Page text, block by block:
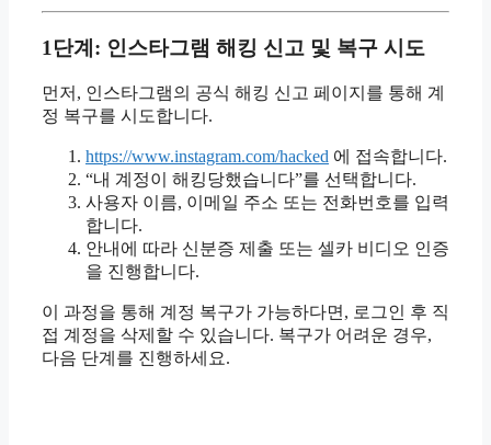
1단계: 인스타그램 해킹 신고 및 복구 시도
먼저, 인스타그램의 공식 해킹 신고 페이지를 통해 계
정 복구를 시도합니다.
https://www.instagram.com/hacked 에 접속합니다.
“내 계정이 해킹당했습니다”를 선택합니다.
사용자 이름, 이메일 주소 또는 전화번호를 입력
합니다.
안내에 따라 신분증 제출 또는 셀카 비디오 인증
을 진행합니다.
이 과정을 통해 계정 복구가 가능하다면, 로그인 후 직
접 계정을 삭제할 수 있습니다. 복구가 어려운 경우,
다음 단계를 진행하세요.